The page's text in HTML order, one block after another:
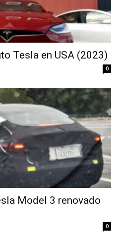
Tesla en USA (2023)
0
Model 3 renovado
0